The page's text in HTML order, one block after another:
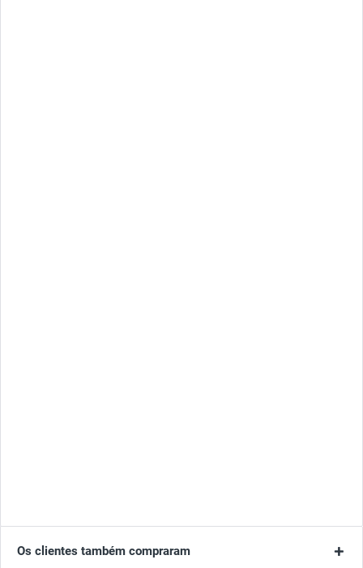
Os clientes também compraram